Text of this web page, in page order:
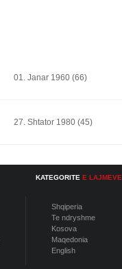
01. Janar 1960 (66)
27. Shtator 1980 (45)
KATEGORITE E LAJMEVE
Shqiperia
Te ndryshme
Kosova
Maqedonia
English